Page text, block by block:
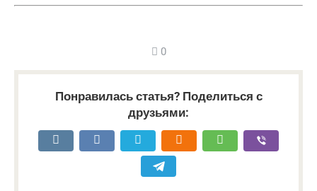
0
Понравилась статья? Поделиться с
друзьями: